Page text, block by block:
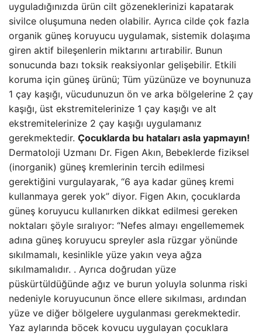
uyguladığınızda ürün cilt gözeneklerinizi kapatarak
sivilce oluşumuna neden olabilir. Ayrıca cilde çok fazla
organik güneş koruyucu uygulamak, sistemik dolaşıma
giren aktif bileşenlerin miktarını artırabilir. Bunun
sonucunda bazı toksik reaksiyonlar gelişebilir. Etkili
koruma için güneş ürünü; Tüm yüzünüze ve boynunuza
1 çay kaşığı, vücudunuzun ön ve arka bölgelerine 2 çay
kaşığı, üst ekstremitelerinize 1 çay kaşığı ve alt
ekstremitelerinize 2 çay kaşığı uygulamanız
gerekmektedir. Çocuklarda bu hataları asla yapmayın!
Dermatoloji Uzmanı Dr. Figen Akın, Bebeklerde fiziksel
(inorganik) güneş kremlerinin tercih edilmesi
gerektiğini vurgulayarak, “6 aya kadar güneş kremi
kullanmaya gerek yok” diyor. Figen Akın, çocuklarda
güneş koruyucu kullanırken dikkat edilmesi gereken
noktaları şöyle sıralıyor: “Nefes almayı engellememek
adına güneş koruyucu spreyler asla rüzgar yönünde
sıkılmamalı, kesinlikle yüze yakın veya ağza
sıkılmamalıdır. . Ayrıca doğrudan yüze
püskürtüldüğünde ağız ve burun yoluyla solunma riski
nedeniyle koruyucunun önce ellere sıkılması, ardından
yüze ve diğer bölgelere uygulanması gerekmektedir.
Yaz aylarında böcek kovucu uygulayan çocuklara